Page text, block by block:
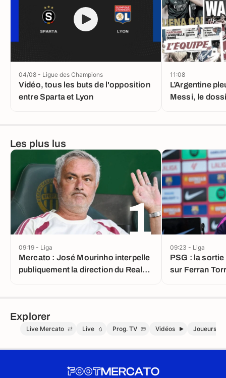
Vidéo, tous les buts de l'opposition
entre Sparta et Lyon
04/08 - Ligue des Champions
L’Argentine
Messi, le
11:08
Les plus lus
1
Mercato : José Mourinho interpelle
publiquement la direction du Real
09:19 - Liga
PSG : la
sur Ferran
09:23 - Liga
Explorer
Live Mercato Live Prog. TV Vidéos Joueurs